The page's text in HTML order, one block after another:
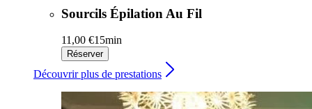
Sourcils Épilation Au Fil
11,00 €15min
Réserver
Découvrir plus de prestations